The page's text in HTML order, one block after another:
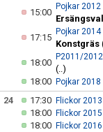
15:00
Pojkar 2012
17:15
Pojkar 2014
Konstgräs
18:00
P2011/
(..)
18:00 Pojkar 2018
24 17:30 Flickor 2013
18:00 Flickor 2015
18:00 Flickor 2016